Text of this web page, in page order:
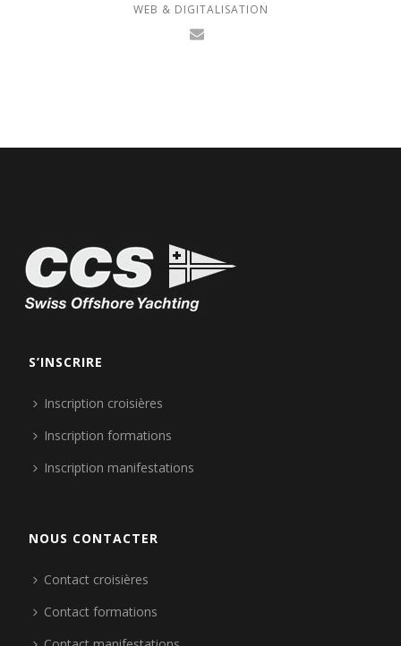
WEB & DIGITALISATION
S’INSCRIRE
Inscription croisières
Inscription formations
Inscription manifestations
NOUS CONTACTER
Contact croisières
Contact formations